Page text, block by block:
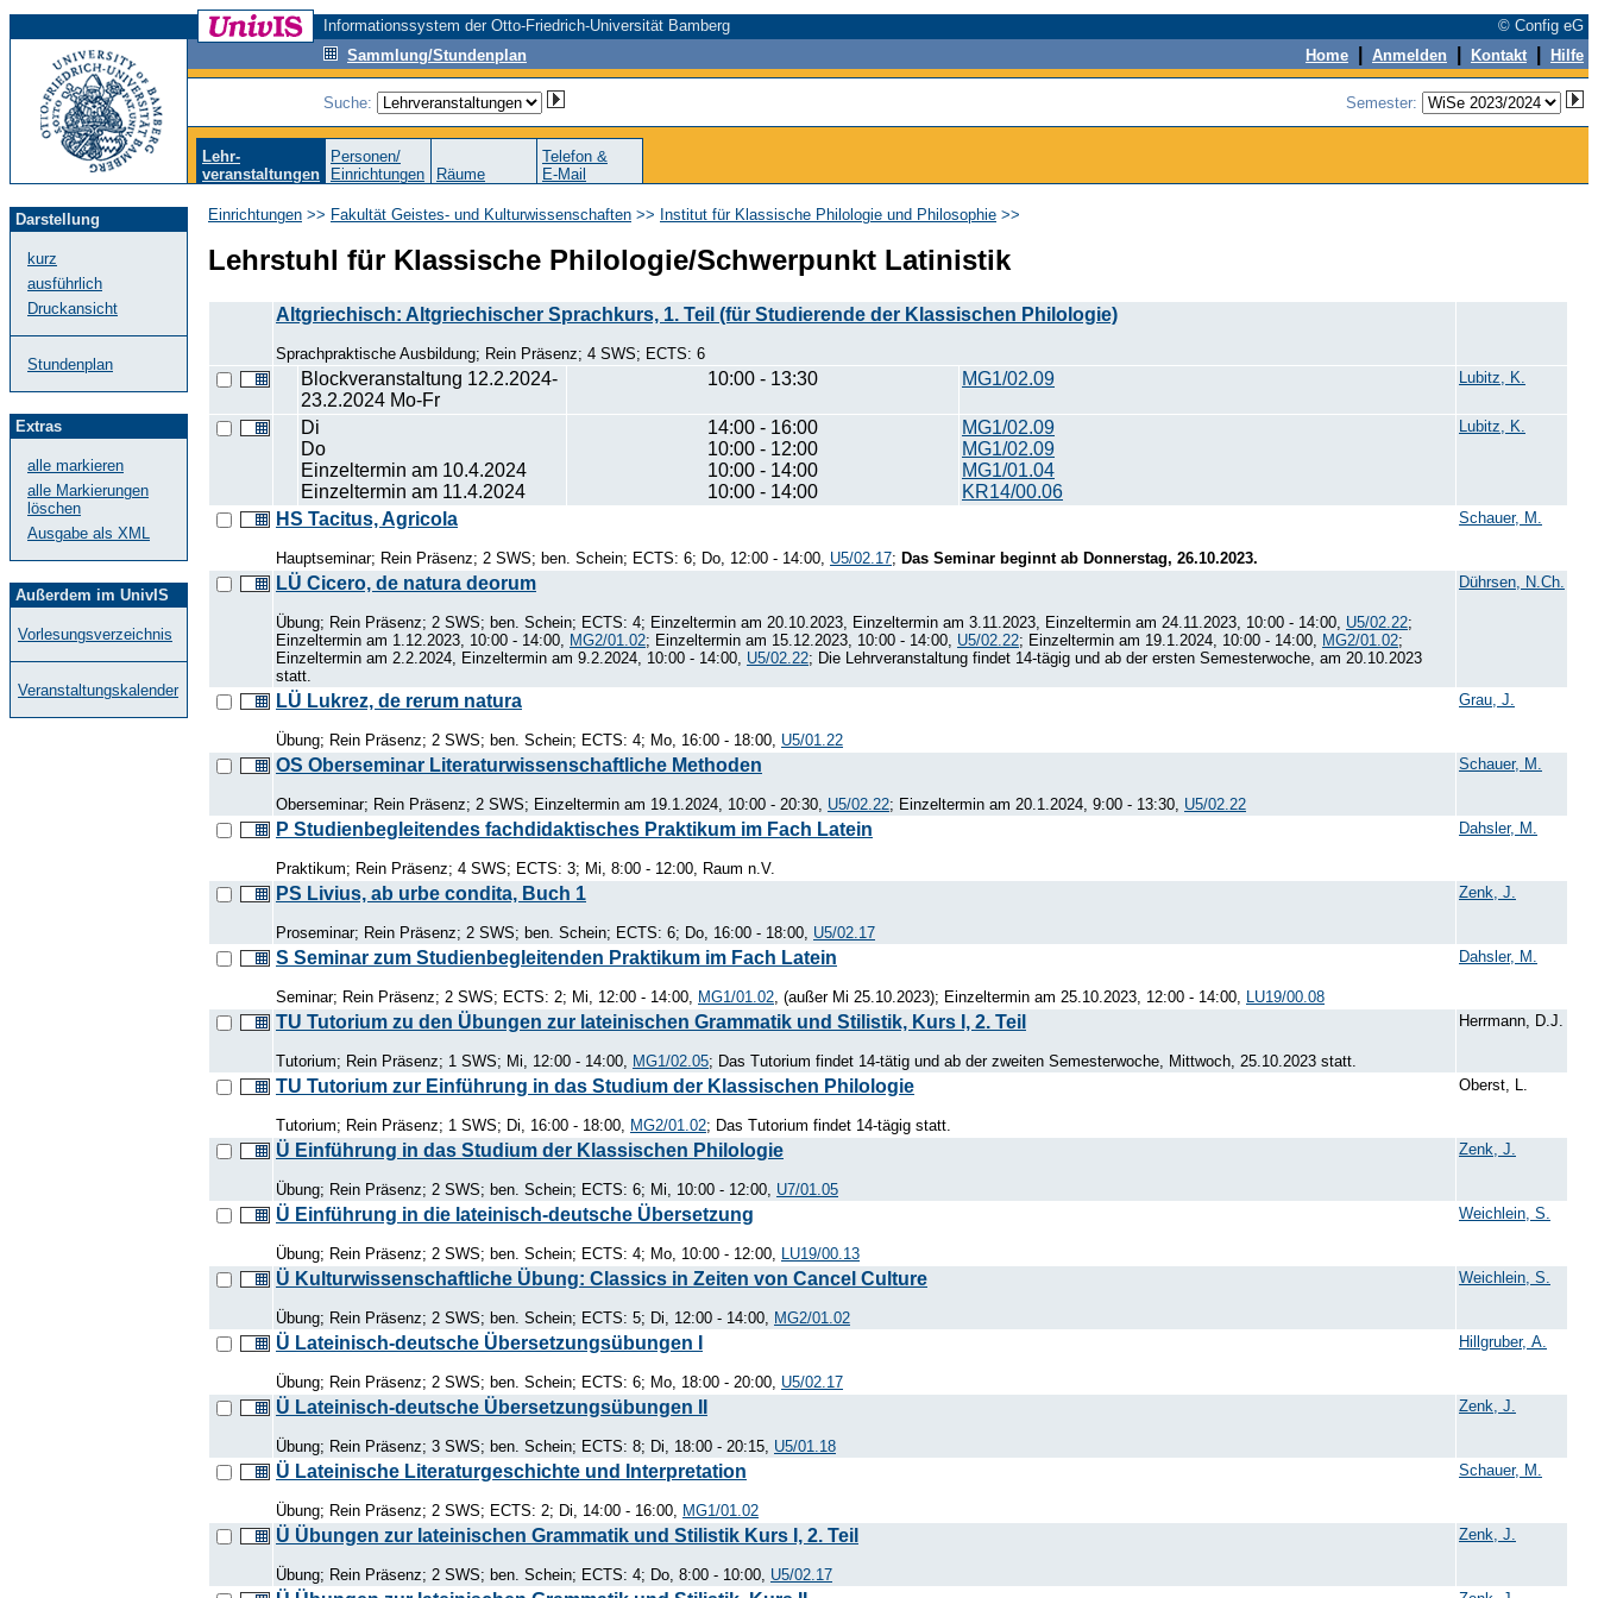
Informationssystem der Otto-Friedrich-Universität Bamberg
© Config eG
Sammlung/Stundenplan
Home Anmelden Kontakt Hilfe
Suche: Semester:
Lehr-
veranstaltungen
Personen/
Einrichtungen
Räume
Telefon &
E-Mail
Darstellung
kurz
ausführlich
Druckansicht
Stundenplan
Extras
alle markieren
alle Markierungen
löschen
Ausgabe als XML
Außerdem im UnivIS
Vorlesungsverzeichnis
Veranstaltungskalender
Einrichtungen >> Fakultät Geistes- und Kulturwissenschaften >> Institut für Klassische Philologie und Philosophie >>
Lehrstuhl für Klassische Philologie/Schwerpunkt Latinistik
Altgriechisch: Altgriechischer Sprachkurs, 1. Teil (für Studierende der Klassischen Philologie)
Sprachpraktische Ausbildung; Rein Präsenz; 4 SWS; ECTS: 6
Blockveranstaltung 12.2.2024-
23.2.2024 Mo-Fr
10:00 - 13:30 MG1/02.09 Lubitz, K.
Di
Do
Einzeltermin am 10.4.2024
Einzeltermin am 11.4.2024
14:00 - 16:00
10:00 - 12:00
10:00 - 14:00
10:00 - 14:00
MG1/02.09
MG1/02.09
MG1/01.04
KR14/00.06
Lubitz, K.
HS Tacitus, Agricola
Hauptseminar; Rein Präsenz; 2 SWS; ben. Schein; ECTS: 6; Do, 12:00 - 14:00, U5/02.17; Das Seminar beginnt ab Donnerstag, 26.10.2023.
Schauer, M.
LÜ Cicero, de natura deorum
Übung; Rein Präsenz; 2 SWS; ben. Schein; ECTS: 4; Einzeltermin am 20.10.2023, Einzeltermin am 3.11.2023, Einzeltermin am 24.11.2023, 10:00 - 14:00, U5/02.22;
Einzeltermin am 1.12.2023, 10:00 - 14:00,
MG2/01.02; Einzeltermin am 15.12.2023, 10:00 - 14:00, U5/02.22; Einzeltermin am 19.1.2024, 10:00 - 14:00, MG2/01.02;
Einzeltermin am 2.2.2024, Einzeltermin am 9.2.2024, 10:00 - 14:00, U5/02.22; Die Lehrveranstaltung findet 14-tägig und ab der ersten Semesterwoche, am 20.10.2023
statt.
Dührsen, N.Ch.
LÜ Lukrez, de rerum natura
Übung; Rein Präsenz; 2 SWS; ben. Schein; ECTS: 4; Mo, 16:00 - 18:00, U5/01.22
Grau, J.
OS Oberseminar Literaturwissenschaftliche Methoden
Oberseminar; Rein Präsenz; 2 SWS; Einzeltermin am 19.1.2024, 10:00 - 20:30, U5/02.22; Einzeltermin am 20.1.2024, 9:00 - 13:30, U5/02.22
Schauer, M.
P Studienbegleitendes fachdidaktisches Praktikum im Fach Latein
Praktikum; Rein Präsenz; 4 SWS; ECTS: 3; Mi, 8:00 - 12:00, Raum n.V.
Dahsler, M.
PS Livius, ab urbe condita, Buch 1
Proseminar; Rein Präsenz; 2 SWS; ben. Schein; ECTS: 6; Do, 16:00 - 18:00, U5/02.17
Zenk, J.
S Seminar zum Studienbegleitenden Praktikum im Fach Latein
Seminar; Rein Präsenz; 2 SWS; ECTS: 2; Mi, 12:00 - 14:00, MG1/01.02 , (außer Mi 25.10.2023); Einzeltermin am 25.10.2023, 12:00 - 14:00, LU19/00.08
Dahsler, M.
TU Tutorium zu den Übungen zur lateinischen Grammatik und Stilistik, Kurs I, 2. Teil
Tutorium; Rein Präsenz; 1 SWS; Mi, 12:00 - 14:00, MG1/02.05; Das Tutorium findet 14-tätig und ab der zweiten Semesterwoche, Mittwoch, 25.10.2023 statt.
Herrmann, D.J.
TU Tutorium zur Einführung in das Studium der Klassischen Philologie
Tutorium; Rein Präsenz; 1 SWS; Di, 16:00 - 18:00, MG2/01.02; Das Tutorium findet 14-tägig statt.
Oberst, L.
Ü Einführung in das Studium der Klassischen Philologie
Übung; Rein Präsenz; 2 SWS; ben. Schein; ECTS: 6; Mi, 10:00 - 12:00, U7/01.05
Zenk, J.
Ü Einführung in die lateinisch-deutsche Übersetzung
Übung; Rein Präsenz; 2 SWS; ben. Schein; ECTS: 4; Mo, 10:00 - 12:00, LU19/00.13
Weichlein, S.
Ü Kulturwissenschaftliche Übung: Classics in Zeiten von Cancel Culture
Übung; Rein Präsenz; 2 SWS; ben. Schein; ECTS: 5; Di, 12:00 - 14:00, MG2/01.02
Weichlein, S.
Ü Lateinisch-deutsche Übersetzungsübungen I
Übung; Rein Präsenz; 2 SWS; ben. Schein; ECTS: 6; Mo, 18:00 - 20:00, U5/02.17
Hillgruber, A.
Ü Lateinisch-deutsche Übersetzungsübungen II
Übung; Rein Präsenz; 3 SWS; ben. Schein; ECTS: 8; Di, 18:00 - 20:15, U5/01.18
Zenk, J.
Ü Lateinische Literaturgeschichte und Interpretation
Übung; Rein Präsenz; 2 SWS; ECTS: 2; Di, 14:00 - 16:00, MG1/01.02
Schauer, M.
Ü Übungen zur lateinischen Grammatik und Stilistik Kurs I, 2. Teil
Übung; Rein Präsenz; 2 SWS; ben. Schein; ECTS: 4; Do, 8:00 - 10:00, U5/02.17
Zenk, J.